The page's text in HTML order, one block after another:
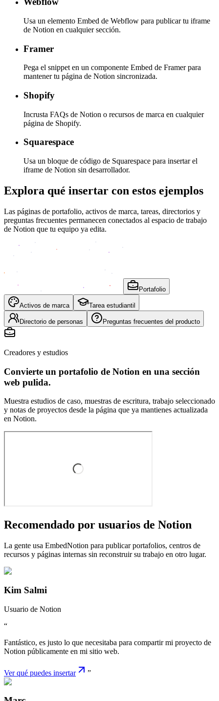
Usa un elemento Embed de Webflow para publicar tu iframe
de Notion en cualquier sección.
Framer
Pega el snippet en un componente Embed de Framer para
mantener tu página de Notion sincronizada.
Shopify
Incrusta FAQs de Notion o recursos de marca en cualquier
página de Shopify.
Squarespace
Usa un bloque de código de Squarespace para insertar el
iframe de Notion sin desarrollador.
Explora qué insertar con estos ejemplos
Las páginas de portafolio, activos de marca, tareas, directorios y
preguntas frecuentes permanecen conectados al espacio de trabajo
de Notion que tu equipo ya edita.
Portafolio
Activos de marca Tarea estudiantil
Directorio de personas Preguntas frecuentes del producto
Creadores y estudios
Convierte un portafolio de Notion en una sección
web pulida.
Muestra estudios de caso, muestras de escritura, trabajo seleccionado
y notas de proyectos desde la página que ya mantienes actualizada
en Notion.
Recomendado por usuarios de Notion
La gente usa EmbedNotion para publicar portafolios, centros de
recursos y páginas internas sin reconstruir su trabajo en otro lugar.
Kim Salmi
Usuario de Notion
“
Fantástico, es justo lo que necesitaba para compartir mi proyecto de
Notion públicamente en mi sitio web.
Ver qué puedes insertar ”